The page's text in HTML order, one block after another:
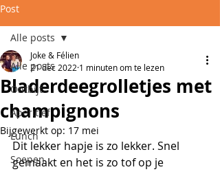
Post
Alle posts
Ontbijt
Aperitief
Lunch
Soepen
Alle posts
Bladerdeegrolletjes met
champignons
Joke & Félien
21 dec 2022 1 minuten om te lezen
Bijgewerkt op: 17 mei
Dit lekker hapje is zo lekker. Snel
gemaakt en het is zo tof op je